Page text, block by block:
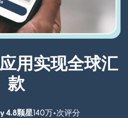
用实现全球汇
款
4.8颗星140万+次评分